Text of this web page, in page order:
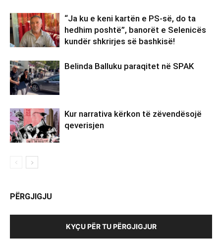
“Ja ku e keni kartën e PS-së, do ta
hedhim poshtë”, banorët e Selenicës
kundër shkrirjes së bashkisë!
Belinda Balluku paraqitet në SPAK
Kur narrativa kërkon të zëvendësojë
qeverisjen
PËRGJIGJU
KYÇU PËR TU PËRGJIGJUR